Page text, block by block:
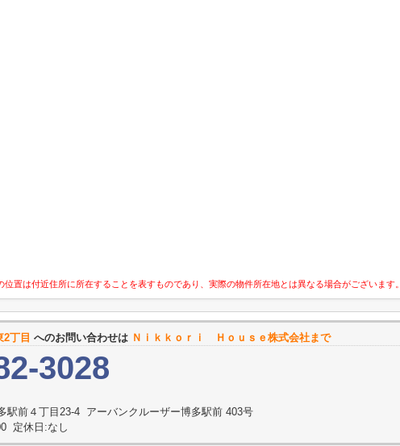
置は付近住所に所在することを表すものであり、実際の物件所在地とは異なる場合がございます。
丁目 へのお問い合わせは Ｎｉｋｋｏｒｉ Ｈｏｕｓｅ株式会社まで
3028
駅前４丁目23-4 アーバンクルーザー博多駅前 403号
定休日:なし